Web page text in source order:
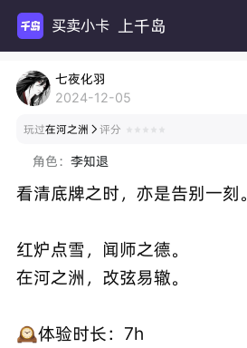
买卖小 上千岛
七夜化羽
2024-12-05
玩过在河之洲  评分
角色： 李知退
看清底牌之时，亦是告别一刻。
红炉点雪，闻师之德。
在河之洲，改弦易辙。
🕰️体验时长：7h